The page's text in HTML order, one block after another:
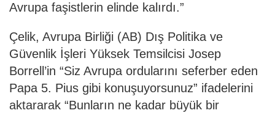
Avrupa faşistlerin elinde kalırdı.”
Çelik, Avrupa Birliği (AB) Dış Politika ve
Güvenlik İşleri Yüksek Temsilcisi Josep
Borrell’in “Siz Avrupa ordularını seferber eden
Papa 5. Pius gibi konuşuyorsunuz” ifadelerini
aktararak “Bunların ne kadar büyük bir